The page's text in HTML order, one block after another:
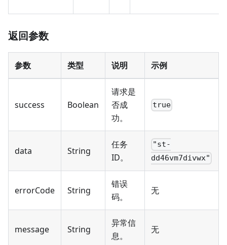
返回参数
参数 类型 说明 示例
success Boolean
请求是
否成
功。
true
data String
任务
ID。
"st-
dd46vm7divwx"
errorCode String
错误
码。
无
message String
异常信
息。
无